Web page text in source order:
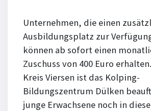
Unternehmen, die einen
Ausbildungsplatz zur
können ab sofort einen
Zuschuss von 400 Euro
Kreis Viersen ist das Kolping-
Bildungszentrum Dülken
junge Erwachsene noch in